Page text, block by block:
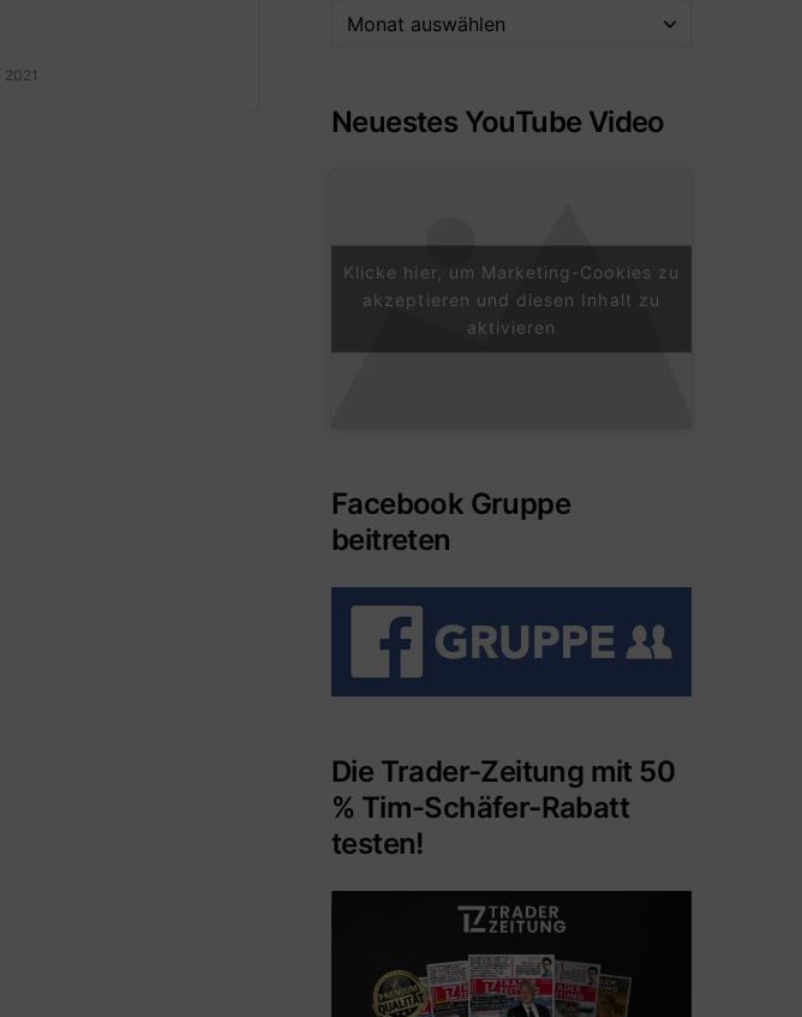
2021
Neuestes YouTube Video
Klicke hier, um Marketing-Cookies zu
akzeptieren und diesen Inhalt zu
aktivieren
Facebook Gruppe
beitreten
Die Trader-Zeitung mit 50
% Tim-Schäfer-Rabatt
testen!